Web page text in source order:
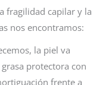
fragilidad capilar y la
nos encontramos:
la piel va
protectora con
frente a